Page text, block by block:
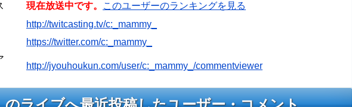
現在放送中です。
このユーザーのランキングを見る
http://twitcasting.tv/c:_mammy_
https://twitter.com/c:_mammy_
http://jyouhoukun.com/user/c:_mammy_/commentviewer